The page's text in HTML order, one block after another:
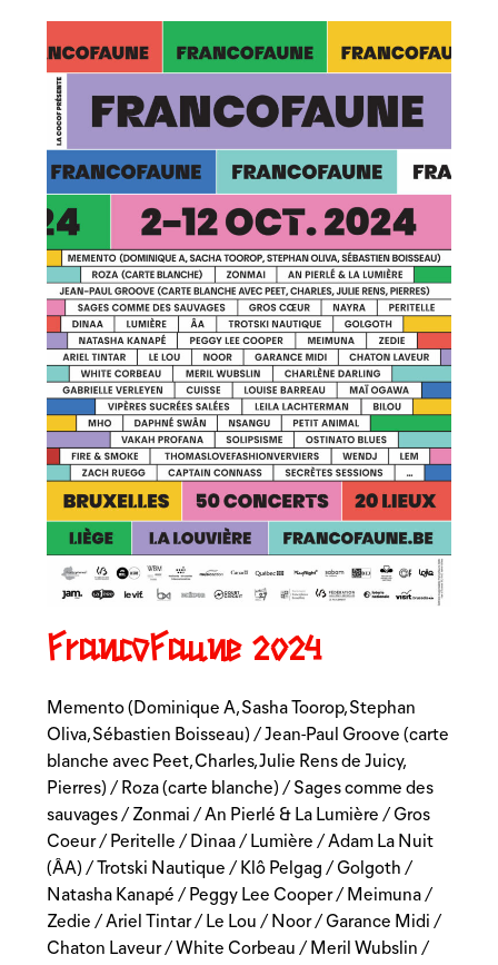
FrancoFaune 2024
Memento (Dominique A, Sasha Toorop, Stephan
Oliva, Sébastien Boisseau) / Jean-Paul Groove (carte
blanche avec Peet, Charles, Julie Rens de Juicy,
Pierres) / Roza (carte blanche) / Sages comme des
sauvages / Zonmai / An Pierlé & La Lumière / Gros
Coeur / Peritelle / Dinaa / Lumière / Adam La Nuit
(ÂA) / Trotski Nautique / Klô Pelgag / Golgoth /
Natasha Kanapé / Peggy Lee Cooper / Meimuna /
Zedie / Ariel Tintar / Le Lou / Noor / Garance Midi /
Chaton Laveur / White Corbeau / Meril Wubslin /